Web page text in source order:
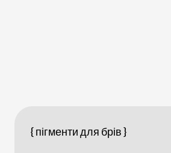
{ пігменти для брів }